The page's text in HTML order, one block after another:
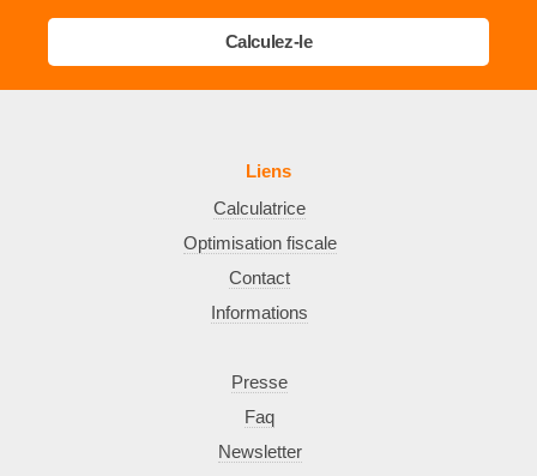
Calculez-le
Liens
Calculatrice
Optimisation fiscale
Contact
Informations
Presse
Faq
Newsletter